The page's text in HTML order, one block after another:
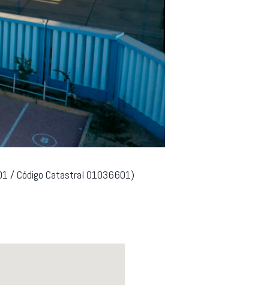
/ Código Catastral 01036601)